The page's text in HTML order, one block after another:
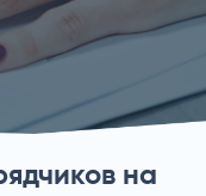
на